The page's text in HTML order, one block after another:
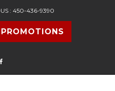
: 450-436-9390